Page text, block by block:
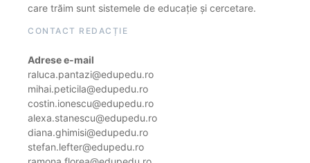
care trăim sunt sistemele de educație și cercetare.
CONTACT REDACȚIE
Adrese e-mail
raluca.pantazi@edupedu.ro
mihai.peticila@edupedu.ro
costin.ionescu@edupedu.ro
alexa.stanescu@edupedu.ro
diana.ghimisi@edupedu.ro
stefan.lefter@edupedu.ro